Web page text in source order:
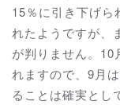
15％に引き下げら
れたようですが、
が判りません。10
れますので、9月
ることは確実とし